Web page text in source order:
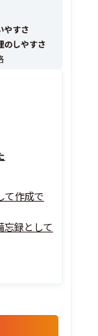
イルの中身ま
社数12,000社
やすさ
のしやすさ
て作成で
忘録として
蓄積でき